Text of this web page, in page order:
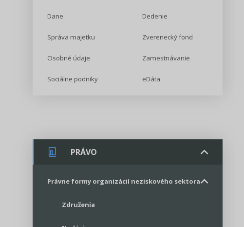
Dane Dedenie
Správa majetku Zverenecký fond
Osobné údaje Zamestnávanie
Sociálne podniky eDáta
PRÁVO
Právne formy organizácií neziskového sektora
Združenia